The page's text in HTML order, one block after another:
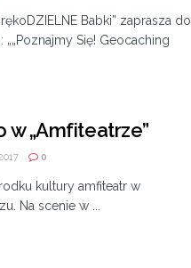
Babki” zaprasza do
Się! Geocaching
w „Amfiteatrze”
0
kultury amfiteatr w
Na scenie w ...